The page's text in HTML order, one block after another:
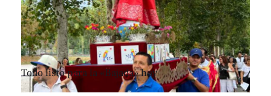
Todo listo para la «Bajada» hoy